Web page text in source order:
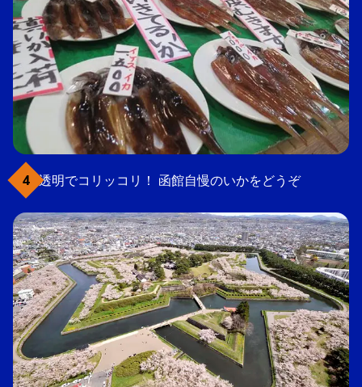
透明でコリッコリ！ 函館自慢のいかをどうぞ